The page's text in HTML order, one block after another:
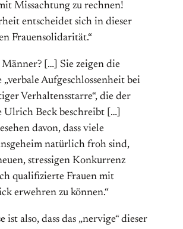
Missachtung zu rechnen!
entscheidet sich in dieser
Frauensolidarität.“
[…] Sie zeigen die
„verbale Aufgeschlossenheit bei
Verhaltensstarre“, die der
Ulrich Beck beschreibt […]
davon, dass viele
natürlich froh sind,
stressigen Konkurrenz
qualifizierte Frauen mit
erwehren zu können.“
ist also, dass das „nervige“ dieser